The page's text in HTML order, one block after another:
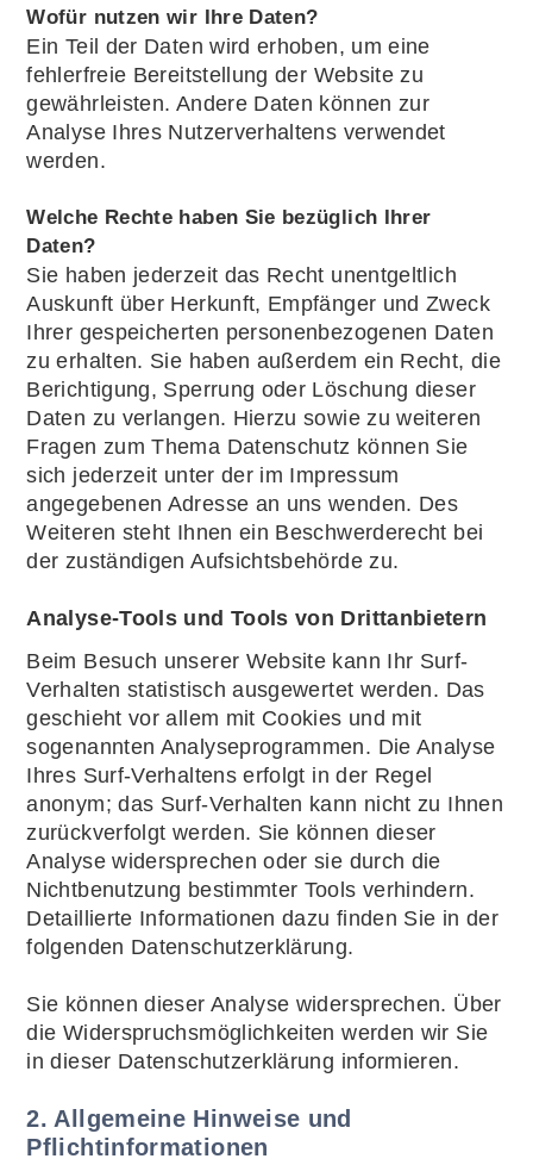
Wofür nutzen wir Ihre Daten?
Ein Teil der Daten wird erhoben, um eine
fehlerfreie Bereitstellung der Website zu
gewährleisten. Andere Daten können zur
Analyse Ihres Nutzerverhaltens verwendet
werden.
Welche Rechte haben Sie bezüglich Ihrer
Daten?
Sie haben jederzeit das Recht unentgeltlich
Auskunft über Herkunft, Empfänger und Zweck
Ihrer gespeicherten personenbezogenen Daten
zu erhalten. Sie haben außerdem ein Recht, die
Berichtigung, Sperrung oder Löschung dieser
Daten zu verlangen. Hierzu sowie zu weiteren
Fragen zum Thema Datenschutz können Sie
sich jederzeit unter der im Impressum
angegebenen Adresse an uns wenden. Des
Weiteren steht Ihnen ein Beschwerderecht bei
der zuständigen Aufsichtsbehörde zu.
Analyse-Tools und Tools von Drittanbietern
Beim Besuch unserer Website kann Ihr Surf-
Verhalten statistisch ausgewertet werden. Das
geschieht vor allem mit Cookies und mit
sogenannten Analyseprogrammen. Die Analyse
Ihres Surf-Verhaltens erfolgt in der Regel
anonym; das Surf-Verhalten kann nicht zu Ihnen
zurückverfolgt werden. Sie können dieser
Analyse widersprechen oder sie durch die
Nichtbenutzung bestimmter Tools verhindern.
Detaillierte Informationen dazu finden Sie in der
folgenden Datenschutzerklärung.
Sie können dieser Analyse widersprechen. Über
die Widerspruchsmöglichkeiten werden wir Sie
in dieser Datenschutzerklärung informieren.
2. Allgemeine Hinweise und
Pflichtinformationen